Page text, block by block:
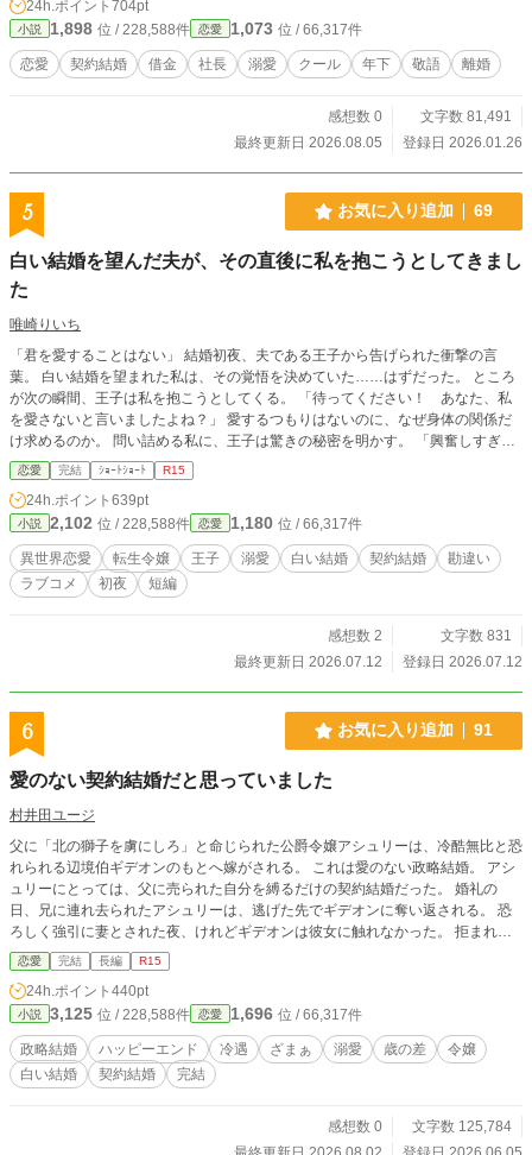
愛なんて、そんな不確かなものを信じる気はこれっぽっちもないの。 私の目標
はこの男と離婚すること、だけ──。 「離婚？それは無理でしょうね」 「借金の
ことなら私がどうにか……」 「そうじゃない。断言しよう、キミは必ず僕を好
きになるよ」 ふざけんな。 絶対に好きになんてなるもんか。 そう誓う美和だっ
なだった美和の心も次第に乱されていく。 絶対に離婚したい妻ＶＳ絶対に逃が
24h.ポイント 704pt
小説 1,898 位 / 228,588件 恋愛 1,073 位 / 66,317件
恋愛 契約結婚 借金 社長 溺愛 クール 年下 敬語 離婚
感想数 0
文字数 81,491
最終更新日 2026.08.05
登録日 2026.01.26
5 お気に入り追加 69
白い結婚を望んだ夫が、その直後に私を抱こうとしてきまし
た
唯崎りいち
「君を愛することはない」 結婚初夜、夫である王子から告げられた衝撃の言
葉。 白い結婚を望まれた私は、その覚悟を決めていた……はずだった。 ところ
が次の瞬間、王子は私を抱こうとしてくる。 「待ってください！ あなた、私
を愛さないと言いましたよね？」 愛するつもりはないのに、なぜ身体の関係だ
け求めるのか。 問い詰める私に、王子は驚きの秘密を明かす。 「興奮しすぎる
と、僕の心臓が止まるかもしれないんだ」 ……それ、絶対に我慢しなきゃいけ
ないやつでは！？ 愛されない花嫁になるはずが、なぜか命がけで溺愛されるこ
とになりました。 転生者令嬢と、恋心をこじらせた王子の勘違いラブコメデ
ィ。
恋愛 完結 ｼｮｰﾄｼｮｰﾄ R15
24h.ポイント 639pt
小説 2,102 位 / 228,588件 恋愛 1,180 位 / 66,317件
異世界恋愛 転生令嬢 王子 溺愛 白い結婚 契約結婚
勘違い
ラブコメ
初夜 短編
感想数 2
文字数 831
最終更新日 2026.07.12
登録日 2026.07.12
6 お気に入り追加 91
愛のない契約結婚だと思っていました
村井田ユージ
父に「北の獅子を虜にしろ」と命じられた公爵令嬢アシュリーは、冷酷無比と恐
れられる辺境伯ギデオンのもとへ嫁がされる。 これは愛のない政略結婚。 アシ
ュリーにとっては、父に売られた自分を縛るだけの契約結婚だった。 婚礼の
日、兄に連れ去られたアシュリーは、逃げた先でギデオンに奪い返される。 恐
ろしく強引に妻とされた夜、けれどギデオンは彼女に触れなかった。 拒まれた
のだと思っていた。 愛されていないのだと思っていた。 北の城で歓迎されず、
冷たい使用人たちに囲まれながらも、アシュリーは辺境伯夫人として少しずつ成
長していく。 愛のない契約結婚だと思っていた。 けれど夫に三年越しで深く愛
されていたと知る、すれ違い溺愛物語。 ※完結しておりますが、最後に番外編
を用意しています。 ─────────── ※こちらは激しい官能はありません。R
15程度になります。他所ではR18の内容で掲載しています。 ※二人のその後は
「一年だけの契約結婚だと思っていました」で読めます。ご興味があれば、宜し
恋愛 完結 長編 R15
24h.ポイント 440pt
小説 3,125 位 / 228,588件 恋愛 1,696 位 / 66,317件
政略結婚 ハッピーエンド 冷遇 ざまぁ 溺愛 歳の差
令嬢
白い結婚
契約結婚 完結
感想数 0
文字数 125,784